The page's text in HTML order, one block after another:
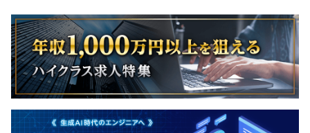
・正社員：2名（主に設計などの上流工程を担当）
・オフショア1チーム：4～5名（コーディングなどを担
当）
▲上記のチームに正社員として参画していただきます！